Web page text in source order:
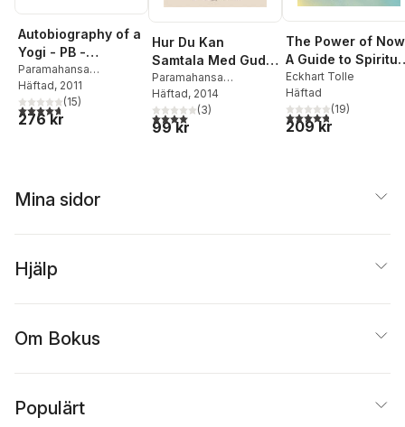
Autobiography of a
Yogi - PB -
(Swedish)
Paramahansa
Yogananda
Häftad, 2011
4,7utav 5 stjärnor. Totalt antal röster:
(15)
276 kr
Hur Du Kan
Samtala Med Gud (
Hyctwg Swedish)
Paramahansa
Yogananda
Häftad, 2014
4,0utav 5 stjärnor. Totalt antal röster:
(3)
99 kr
The Power of
A Guide to
Enlightenment
Eckhart Tolle
Häftad
4,8utav 5 stjärnor.
(19)
209 kr
Mina sidor
Hjälp
Om Bokus
Populärt